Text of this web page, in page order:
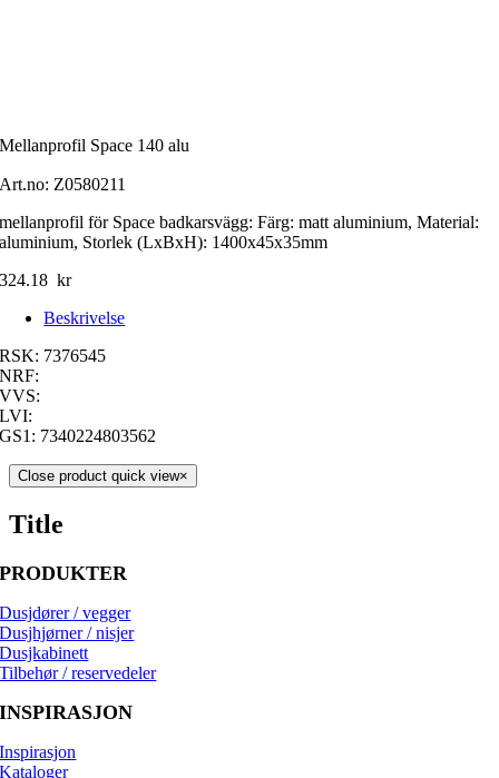
Mellanprofil Space 140 alu
Art.no: Z0580211
mellanprofil för Space badkarsvägg: Färg: matt aluminium, Material:
aluminium, Storlek (LxBxH): 1400x45x35mm
324.18 kr
Beskrivelse
RSK: 7376545
NRF:
VVS:
LVI:
GS1: 7340224803562
Close product quick view×
Title
PRODUKTER
Dusjdører / vegger
Dusjhjørner / nisjer
Dusjkabinett
Tilbehør / reservedeler
INSPIRASJON
Inspirasjon
Kataloger